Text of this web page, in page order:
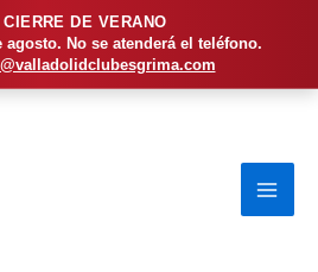
CIERRE DE VERANO
agosto. No se atenderá el teléfono.